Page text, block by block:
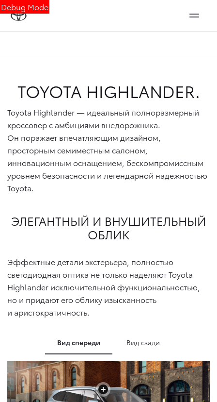
Debug Mode
TOYOTA HIGHLANDER.
Toyota Highlander — идеальный полноразмерный
кроссовер с амбициями внедорожника.
Он поражает впечатляющим дизайном,
просторным семиместным салоном,
инновационным оснащением, бескомпромиссным
уровнем безопасности и легендарной надежностью
Toyota.
ЭЛЕГАНТНЫЙ И ВНУШИТЕЛЬНЫЙ
ОБЛИК
Эффектные детали экстерьера, полностью
светодиодная оптика не только наделяют Toyota
Highlander исключительной функциональностью,
но и придают его облику изысканность
и аристократичность.
Вид спереди Вид сзади
++